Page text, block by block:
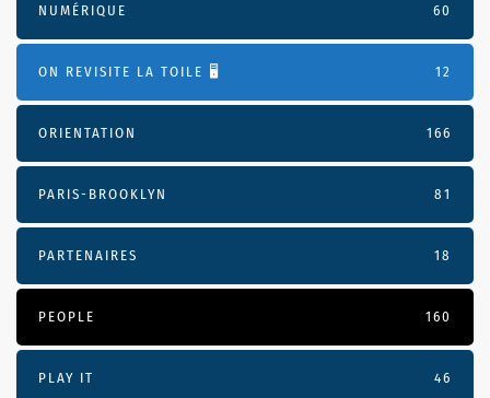
NUMÉRIQUE 60
ON REVISITE LA TOILE 🖥️ 12
ORIENTATION 166
PARIS-BROOKLYN 81
PARTENAIRES 18
PEOPLE 160
PLAY IT 46